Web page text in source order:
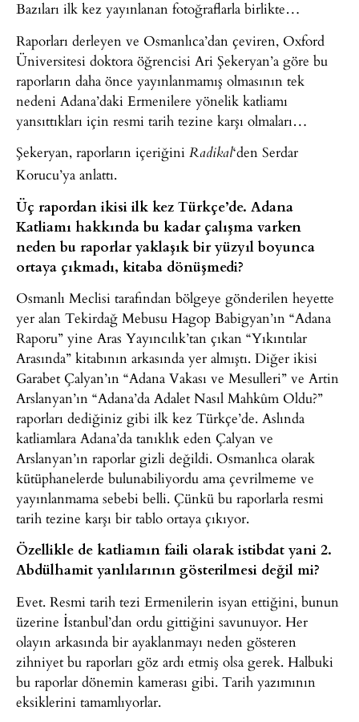
Bazıları ilk kez yayınlanan fotoğraflarla birlikte…
Raporları derleyen ve Osmanlıca’dan çeviren, Oxford
Üniversitesi doktora öğrencisi Ari Şekeryan’a göre bu
raporların daha önce yayınlanmamış olmasının tek
nedeni Adana’daki Ermenilere yönelik katliamı
yansıttıkları için resmi tarih tezine karşı olmaları…
Şekeryan, raporların içeriğini Radikal‘den Serdar
Korucu’ya anlattı.
Üç rapordan ikisi ilk kez Türkçe’de. Adana
Katliamı hakkında bu kadar çalışma varken
neden bu raporlar yaklaşık bir yüzyıl boyunca
ortaya çıkmadı, kitaba dönüşmedi?
Osmanlı Meclisi tarafından bölgeye gönderilen heyette
yer alan Tekirdağ Mebusu Hagop Babigyan’ın “Adana
Raporu” yine Aras Yayıncılık’tan çıkan “Yıkıntılar
Arasında” kitabının arkasında yer almıştı. Diğer ikisi
Garabet Çalyan’ın “Adana Vakası ve Mesulleri” ve Artin
Arslanyan’ın “Adana’da Adalet Nasıl Mahkûm Oldu?”
raporları dediğiniz gibi ilk kez Türkçe’de. Aslında
katliamlara Adana’da tanıklık eden Çalyan ve
Arslanyan’ın raporlar gizli değildi. Osmanlıca olarak
kütüphanelerde bulunabiliyordu ama çevrilmeme ve
yayınlanmama sebebi belli. Çünkü bu raporlarla resmi
tarih tezine karşı bir tablo ortaya çıkıyor.
Özellikle de katliamın faili olarak istibdat yani 2.
Abdülhamit yanlılarının gösterilmesi değil mi?
Evet. Resmi tarih tezi Ermenilerin isyan ettiğini, bunun
üzerine İstanbul’dan ordu gittiğini savunuyor. Her
olayın arkasında bir ayaklanmayı neden gösteren
zihniyet bu raporları göz ardı etmiş olsa gerek. Halbuki
bu raporlar dönemin kamerası gibi. Tarih yazımının
eksiklerini tamamlıyorlar.